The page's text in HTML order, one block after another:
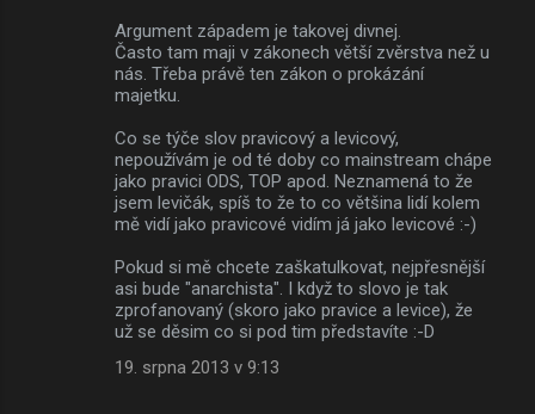
Argument západem je takovej divnej.
Často tam maji v zákonech větší zvěrstva než u
nás. Třeba právě ten zákon o prokázání
majetku.
Co se týče slov pravicový a levicový,
nepoužívám je od té doby co mainstream chápe
jako pravici ODS, TOP apod. Neznamená to že
jsem levičák, spíš to že to co většina lidí kolem
mě vidí jako pravicové vidím já jako levicové :-)
Pokud si mě chcete zaškatulkovat, nejpřesnější
asi bude "anarchista". I když to slovo je tak
zprofanovaný (skoro jako pravice a levice), že
už se děsim co si pod tim představíte :-D
19. srpna 2013 v 9:13